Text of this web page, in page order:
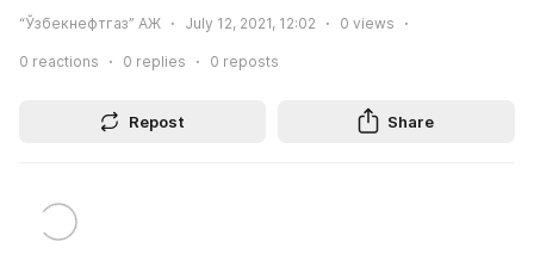
“Ўзбекнефтгаз” АЖ July 12, 2021, 12:02 0 views
0 reactions 0 replies 0 reposts
Repost Share